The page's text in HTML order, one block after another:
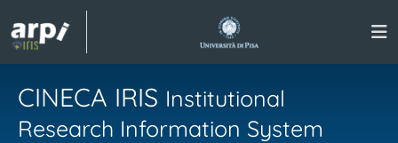
CINECA IRIS Institutional
Research Information System